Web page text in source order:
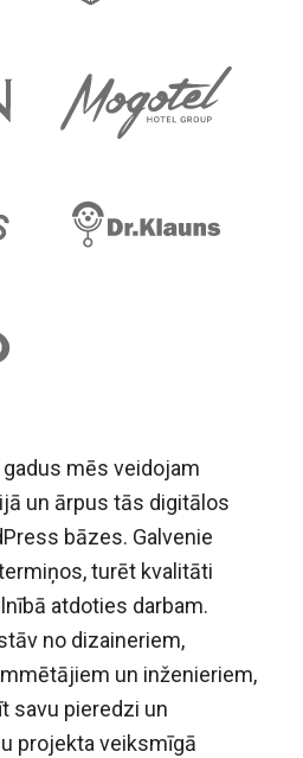
mēs veidojam
un ārpus tās digitālos
bāzes. Galvenie
turēt kvalitāti
atdoties darbam.
no dizaineriem,
un inženieriem,
savu pieredzi un
projekta veiksmīgā